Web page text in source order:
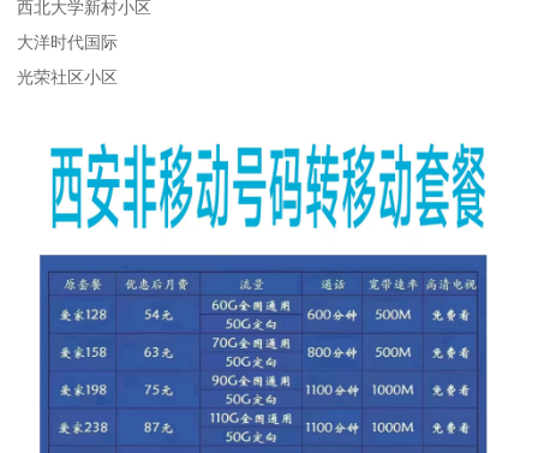
西北大学新村小区
大洋时代国际
光荣社区小区